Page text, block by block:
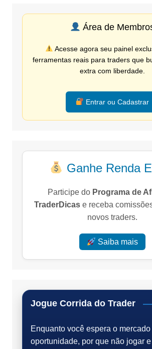
Área de
Acesse agora seu painel
ferramentas reais para traders que
extra com liberdade.
Entrar ou Cadastrar
Ganhe Renda
Participe do Programa de
TraderDicase receba
novos traders.
Saiba mais
Jogue Corrida do Trader
Enquanto você espera o mercado
oportunidade, por que não jogar